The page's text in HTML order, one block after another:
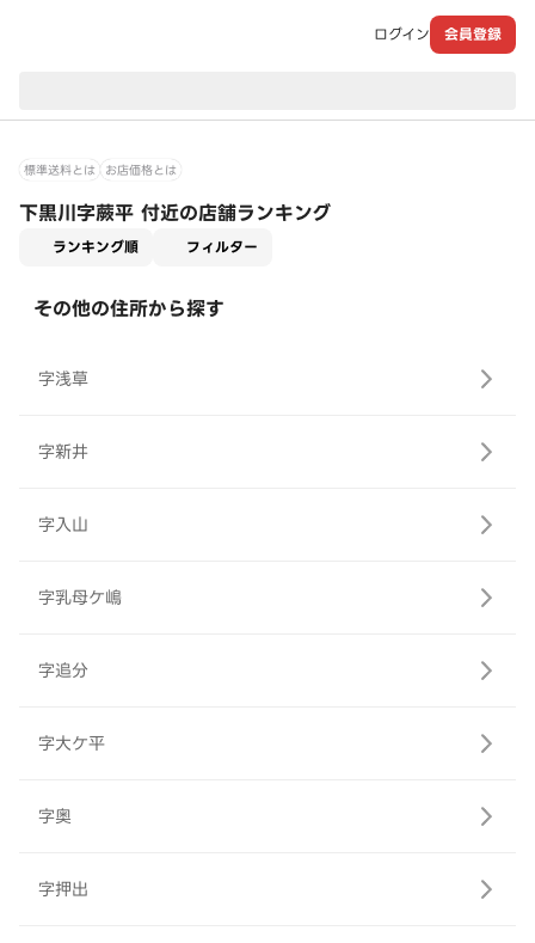
ログイン 会員登録
標準送料とは お店価格とは
下黒川字蕨平 付近の店舗ランキング
ランキング順 フィルター
その他の住所から探す
字浅草
字新井
字入山
字乳母ケ嶋
字追分
字大ケ平
字奥
字押出